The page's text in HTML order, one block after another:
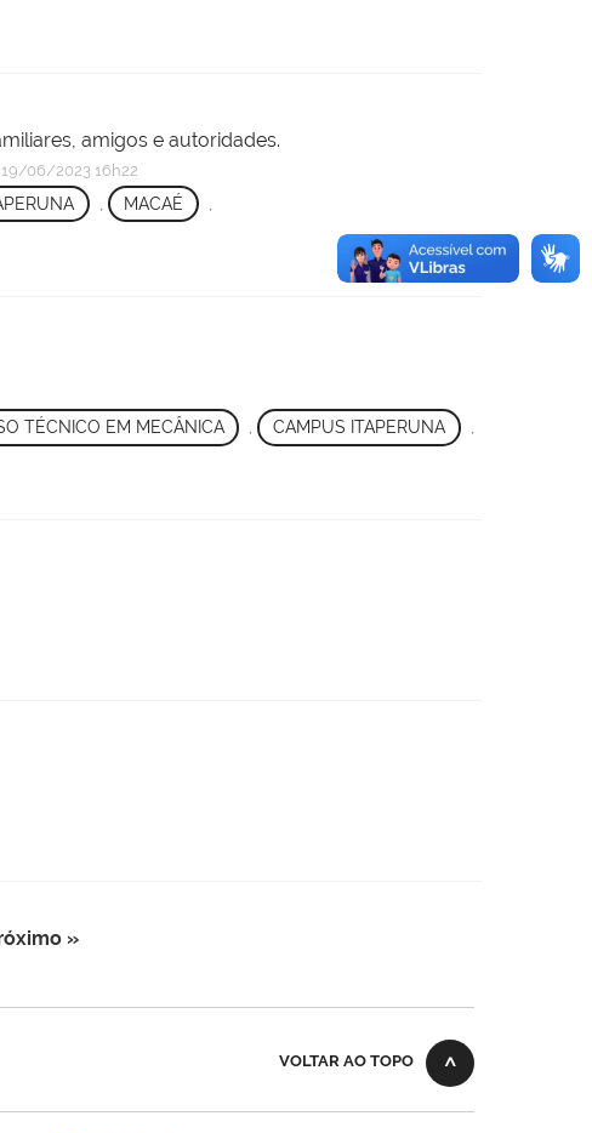
amigos e autoridades.
06/2023 16h22
, MACAÉ
TÉCNICO EM MECÂNICA , CAMPUS ITAPERUNA ,
»
VOLTAR AO TOPO